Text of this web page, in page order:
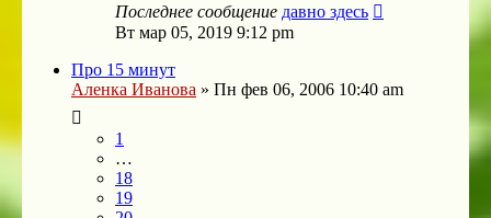
Последнее сообщение давно здесь
Вт мар 05, 2019 9:12 pm
Про 15 минут
Аленка Иванова » Пн фев 06, 2006 10:40 am
1
…
18
19